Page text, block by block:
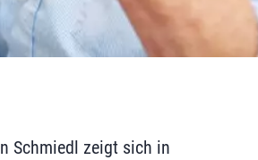
Schmiedl zeigt sich in